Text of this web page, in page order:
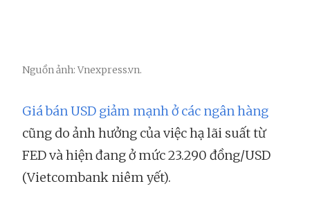
Nguồn ảnh: Vnexpress.vn.
Giá bán USD giảm mạnh ở các ngân hàng
cũng do ảnh hưởng của việc hạ lãi suất từ
FED và hiện đang ở mức 23.290 đồng/USD
(Vietcombank niêm yết).